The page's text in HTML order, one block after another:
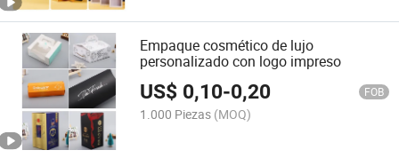
Empaque cosmético de lujo
personalizado con logo impreso
US$ 0,10-0,20 FOB
1.000 Piezas (MOQ)